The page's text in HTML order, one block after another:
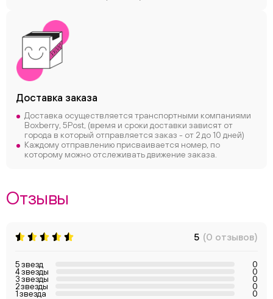
Доставка заказа
Доставка осуществляется транспортными компаниями
Boxberry, 5Post, (время и сроки доставки зависят от
города в который отправляется заказ - от 2 до 10 дней)
Каждому отправлению присваивается номер, по
которому можно отслеживать движение заказа.
Отзывы
5 (0 отзывов)
5 звезд 0
4 звезды 0
3 звезды 0
2 звезды 0
1 звезда 0